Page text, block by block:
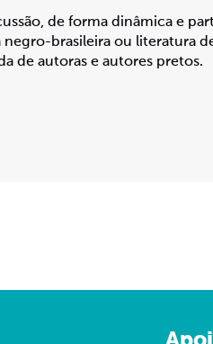
de forma dinâmica e
negro-brasileira ou literatura
de autoras e autores pretos.